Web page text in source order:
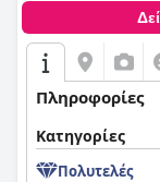
Πληροφορίες
Κατηγορίες
Πολυτελές